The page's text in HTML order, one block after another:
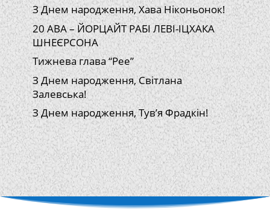
З Днем народження, Хава Ніконьонок!
20 АВА – ЙОРЦАЙТ РАБІ ЛЕВІ-ІЦХАКА
ШНЕЄРСОНА
Тижнева глава “Рее”
З Днем народження, Світлана
Залевська!
З Днем народження, Тув’я Фрадкін!